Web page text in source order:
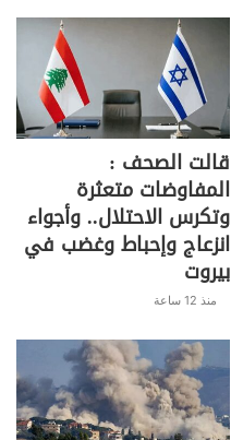
قالت الصحف :
المفاوضات متعثرة
وتكرس الاحتلال.. وأجواء
انزعاج وإحباط وغضب في
بيروت
منذ 12 ساعة